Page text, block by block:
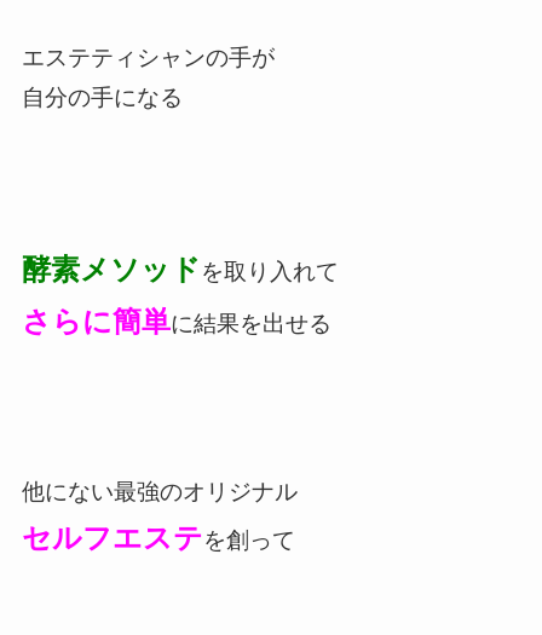
エステティシャンの手が
自分の手になる
酵素メソッド を取り入れて
さらに簡単に結果を出せる
他にない最強のオリジナル
セルフエステを創って